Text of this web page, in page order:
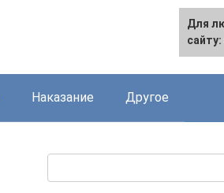
Наказание Другое
Для